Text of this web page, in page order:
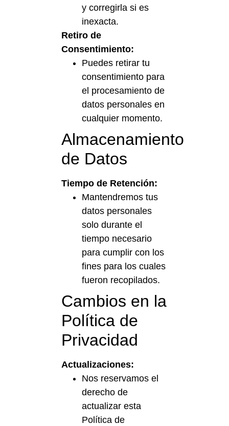
y corregirla si es
inexacta.
Retiro de
Consentimiento:
Puedes retirar tu
consentimiento para
el procesamiento de
datos personales en
cualquier momento.
Almacenamiento
de Datos
Tiempo de Retención:
Mantendremos tus
datos personales
solo durante el
tiempo necesario
para cumplir con los
fines para los cuales
fueron recopilados.
Cambios en la
Política de
Privacidad
Actualizaciones:
Nos reservamos el
derecho de
actualizar esta
Política de